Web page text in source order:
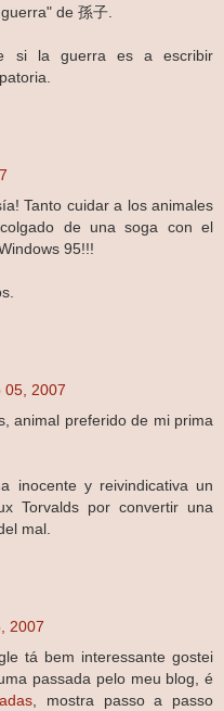
de 孫子.
si la guerra es a escribir
Tanto cuidar a los animales
de una soga con el
95!!!
05, 2007
animal preferido de mi prima
inocente y reivindicativa un
Torvalds por convertir una
mal.
2007
tá bem interessante gostei
passada pelo meu blog, é
, mostra passo a passo